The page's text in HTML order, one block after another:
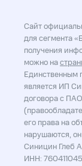
Сайт
для сегмента
получения
можно на
Единственным
является ИП
договора с
его права на
нарушаются,
Синицин Глеб
ИНН: